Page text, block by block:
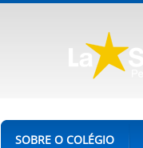
SOBRE O COLÉGIO